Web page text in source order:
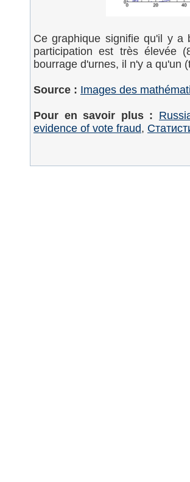
Ce graphique signifie qu'il y
participation est très
bourrage d'urnes, il n'y a qu'un
Source : Images des
Pour en savoir plus :
evidence of vote fraud,